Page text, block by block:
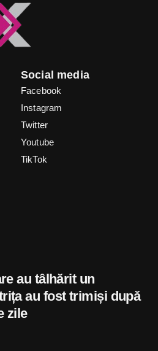
Social media
Facebook
Instagram
Twitter
Youtube
TikTok
au tâlhărit un
au fost trimiși după
zile